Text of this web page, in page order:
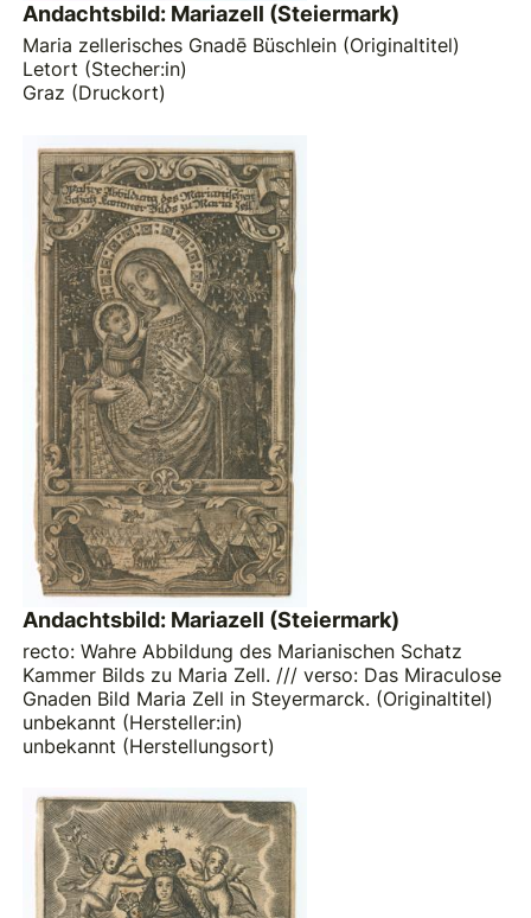
Andachtsbild: Mariazell (Steiermark)
Maria zellerisches Gnadē Büschlein (Originaltitel)
Letort (Stecher:in)
Graz (Druckort)
Andachtsbild: Mariazell (Steiermark)
recto: Wahre Abbildung des Marianischen Schatz
Kammer Bilds zu Maria Zell. /// verso: Das Miraculose
Gnaden Bild Maria Zell in Steyermarck. (Originaltitel)
unbekannt (Hersteller:in)
unbekannt (Herstellungsort)